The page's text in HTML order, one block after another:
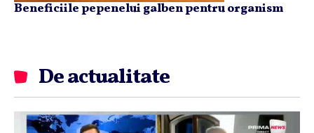
Beneficiile pepenelui galben pentru organism
De actualitate